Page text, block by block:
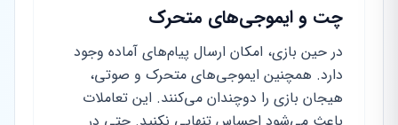
چت و ایموجی‌های متحرک
در حین بازی، امکان ارسال پیام‌های آماده وجود
دارد. همچنین ایموجی‌های متحرک و صوتی،
هیجان بازی را دوچندان می‌کنند. این تعاملات